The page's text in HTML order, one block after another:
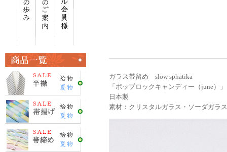
ガラス帯留め slow sphatika
「ポップロックキャンディー（june）」
日本製
素材：クリスタルガラス・ソーダガラス